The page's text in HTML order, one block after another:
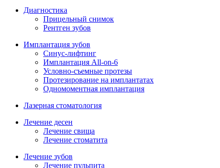
Диагностика
Прицельный снимок
Рентген зубов
Имплантация зубов
Синус-лифтинг
Имплантация All-on-6
Условно-съемные протезы
Протезирование на имплантатах
Одномоментная имплантация
Лазерная стоматология
Лечение десен
Лечение свища
Лечение стоматита
Лечение зубов
Лечение пульпита